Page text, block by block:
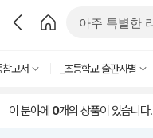
고서 _초등학교 출판사별
이 분야에 0개의 상품이 있습니다.